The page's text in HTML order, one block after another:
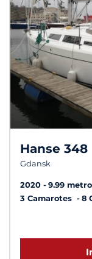
Hanse 348
Gdansk
2020
9.99
3 Camarotes
8